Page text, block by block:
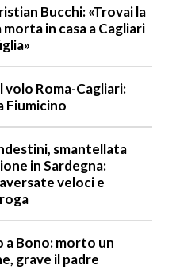
Bucchi: «Trovai la
morta in casa a Cagliari
volo Roma-Cagliari:
Fiumicino
smantellata
in Sardegna:
veloci e
a Bono: morto un
grave il padre